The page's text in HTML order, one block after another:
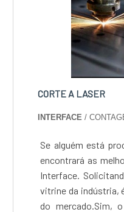
CORTE A LASER
INTERFACE /
Se alguém está
encontrará as
Interface.
vitrine da indústria,
do mercado.Sim,